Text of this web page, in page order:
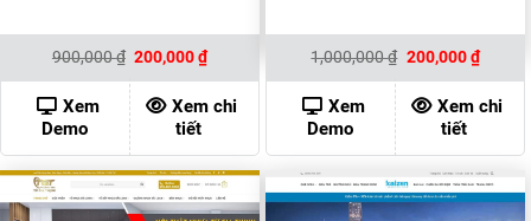
900,000₫ Giá
là:
900,000 ₫.
200,000₫Giá
hiện
tại
là:
200,000 ₫.
Xem
Demo
Xem chi
tiết
1,000,000₫ Giá
là:
1,000,000 ₫.
200,000₫Giá
hiện
tại
là:
Xem
Demo
Xem chi
tiết